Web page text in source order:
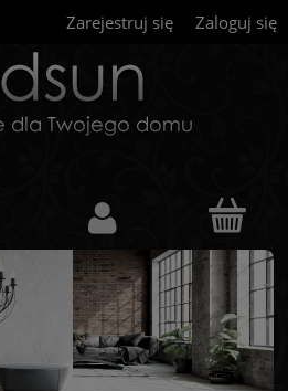
Zarejestruj się Zaloguj się